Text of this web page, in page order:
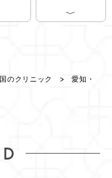
のクリニック
> 愛知・